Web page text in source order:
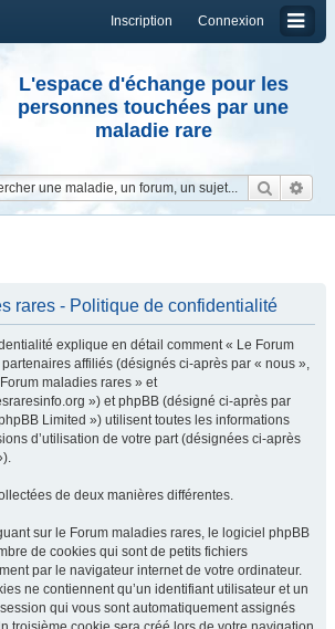
Connexion
Inscription
L'espace d'échange pour les
personnes touchées par une
maladie rare
rares - Politique de confidentialité
explique en détail comment « Le Forum
affiliés (désignés ci-après par « nous »,
maladies rares » et
») et phpBB (désigné ci-après par
Limited ») utilisent toutes les informations
d’utilisation de votre part (désignées ci-après
de deux manières différentes.
sur le Forum maladies rares, le logiciel phpBB
de cookies qui sont de petits fichiers
par le navigateur internet de votre ordinateur.
ne contiennent qu’un identifiant utilisateur et un
qui vous sont automatiquement assignés